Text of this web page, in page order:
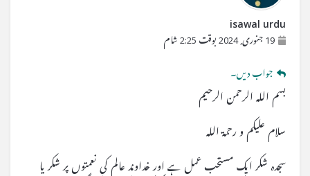
isawal urdu
19 جنوری, 2024 بوقت 2:25 شام
جواب دیں۔
بسم اللہ الرحمن الرحیم
سلام علیکم و رحمۃ اللہ
سجده شکر ایک مستحب عمل ہے اور خداوند عالم کی نعمتوں پر شکر یا